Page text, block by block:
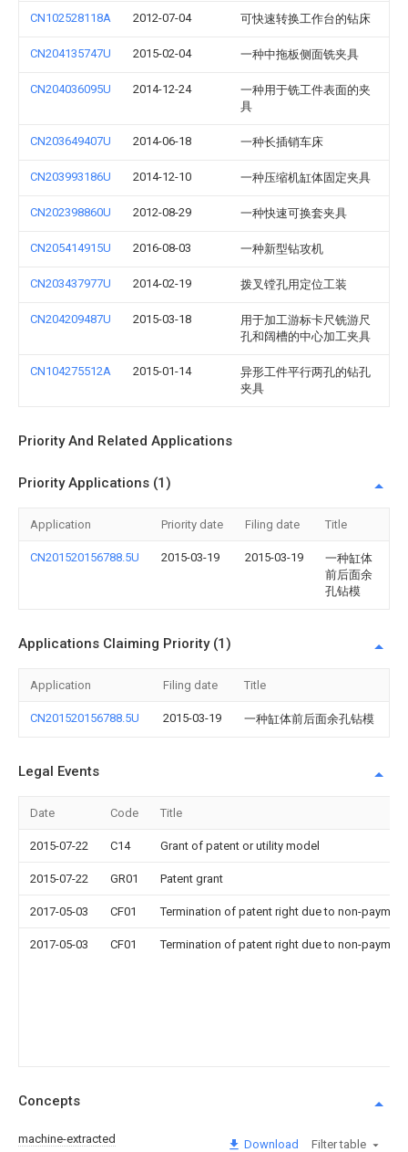
CN102528118A 2012-07-04 可快速转换工作台的钻床
CN204135747U 2015-02-04 一种中拖板侧面铣夹具
CN204036095U 2014-12-24
一种用于铣工件表面的夹
具
CN203649407U 2014-06-18 一种长插销车床
CN203993186U 2014-12-10 一种压缩机缸体固定夹具
CN202398860U 2012-08-29 一种快速可换套夹具
CN205414915U 2016-08-03 一种新型钻攻机
CN203437977U 2014-02-19 拨叉镗孔用定位工装
CN204209487U 2015-03-18
用于加工游标卡尺铣游尺
孔和阔槽的中心加工夹具
CN104275512A 2015-01-14
异形工件平行两孔的钻孔
夹具
Priority And Related Applications
Priority Applications (1)
Application Priority date Filing date Title
CN201520156788.5U 2015-03-19 2015-03-19
一种缸体
前后面余
孔钻模
Applications Claiming Priority (1)
Application Filing date Title
CN201520156788.5U 2015-03-19 一种缸体前后面余孔钻模
Legal Events
Date Code Title
2015-07-22 C14 Grant of patent or utility model
2015-07-22 GR01 Patent grant
2017-05-03 CF01 Termination of patent right due to non-
2017-05-03 CF01 Termination of patent right due to non-
Concepts
machine-extracted Download Filter table